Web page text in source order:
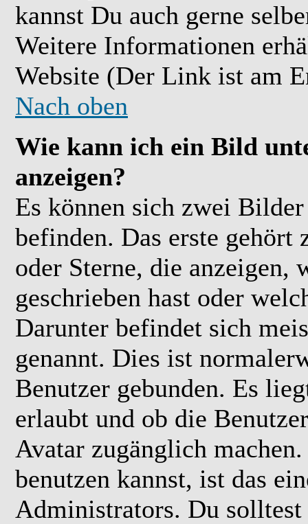
kannst Du auch gerne
Weitere Informationen
Website (Der Link ist am
Nach oben
Wie kann ich ein Bild
anzeigen?
Es können sich zwei
befinden. Das erste gehört
oder Sterne, die anzeigen,
geschrieben hast oder
Darunter befindet sich
genannt. Dies ist
Benutzer gebunden. Es
erlaubt und ob die
Avatar zugänglich
benutzen kannst, ist das
Administrators. Du